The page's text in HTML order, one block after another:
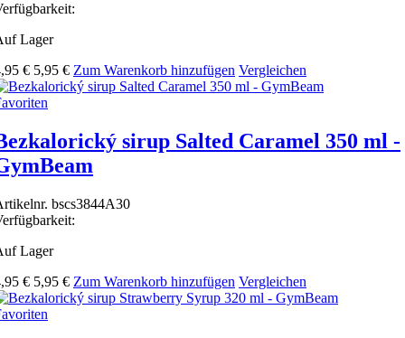
Lager
€ 5,95 € Zum Warenkorb hinzufügen Vergleichen
sirup Salted Caramel 350 ml -
bscs3844A30
Lager
€ 5,95 € Zum Warenkorb hinzufügen Vergleichen